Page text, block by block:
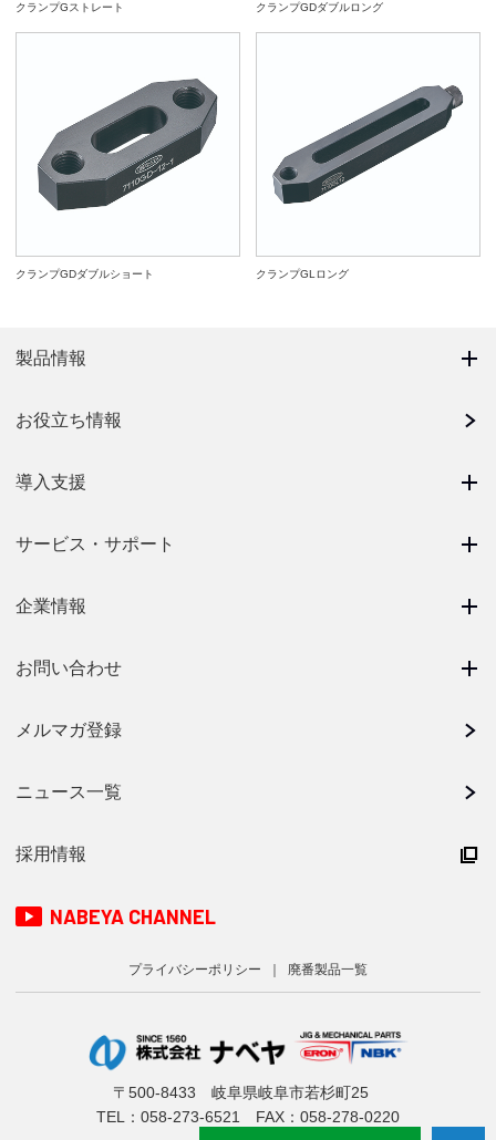
クランプGストレート クランプGDダブルロング
クランプGDダブルショート クランプGLロング
製品情報
お役立ち情報
導入支援
サービス・サポート
企業情報
お問い合わせ
メルマガ登録
ニュース一覧
採用情報
NABEYA CHANNEL
プライバシーポリシー 廃番製品一覧
〒500-8433 岐阜県岐阜市若杉町25
TEL： 058-273-6521 FAX：058-278-0220